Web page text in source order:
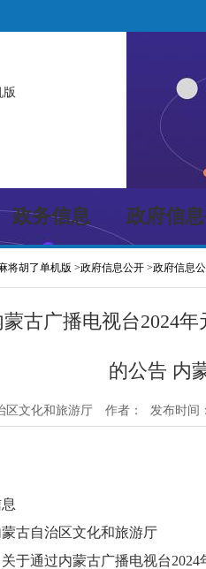
版
政务信息 政府信
将胡了单机版 >政府信息公开 >政府信息
古广播电视台2024
的公告 内
区文化和旅游厅 作者： 发布时间
古自治区文化和旅游厅
于通过内蒙古广播电视台2024